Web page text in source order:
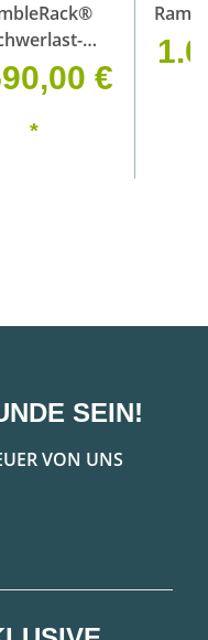
für
Supply
€
*
SEIN!
VON UNS